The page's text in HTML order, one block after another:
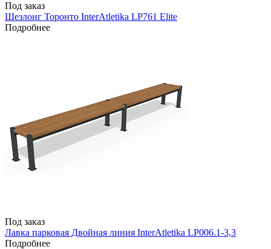
Под заказ
Шезлонг Торонто InterAtletika LP761 Elite
Подробнее
Под заказ
Лавка парковая Двойная линия InterAtletika LP006.1-3,3
Подробнее